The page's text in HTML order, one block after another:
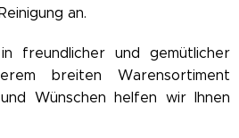
an.
freundlicher und gemütlicher
breiten Warensortiment
Wünschen helfen wir Ihnen